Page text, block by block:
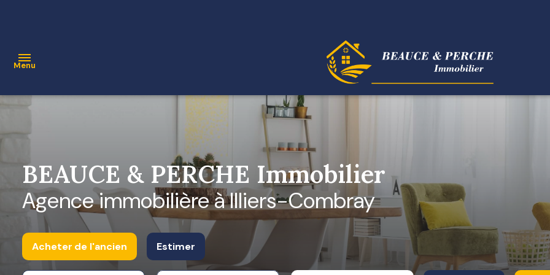
Menu
NOS
BIENS
VENDUS
ESTIMATION
ALERTE
BEAUCE & PERCHE Immobilier
Agence immobilière à Illiers-Combray
Acheter de l'ancien Estimer